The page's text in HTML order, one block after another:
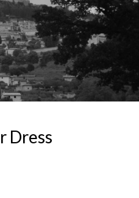
Dress
Italiano
Español
Русский
Tiếng Việt